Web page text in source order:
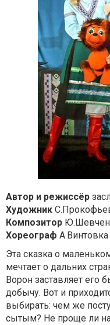
Автор и режиссёр
Художник
Композитор
Хореограф А.Винтовка
Эта сказка о
мечтает о дальних
Ворон заставляет его
добычу. Вот и
выбирать: чем же
сытым? Не проще ли